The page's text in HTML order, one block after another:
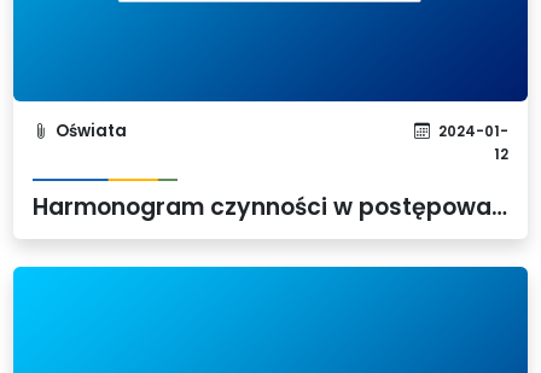
Oświata
2024-01-
12
Harmonogram czynności w postępowaniu rekrutacyjnym i postępowaniu uzupełniającym w roku szkolnym 2024/2025 do publicznych przedszkoli, dla których organem prowadzącym jest Gmina Dobra